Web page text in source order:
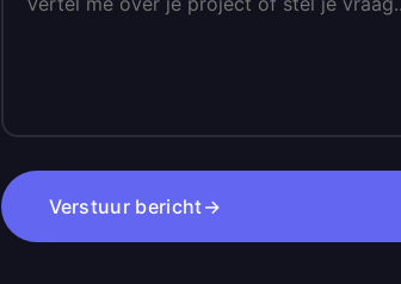
Verstuur bericht→